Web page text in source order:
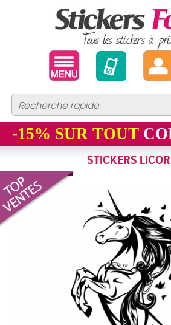
-15% SUR TOUT
STICKERS